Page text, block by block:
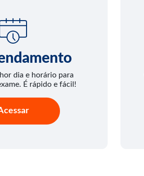
dia e horário para
É rápido e fácil!